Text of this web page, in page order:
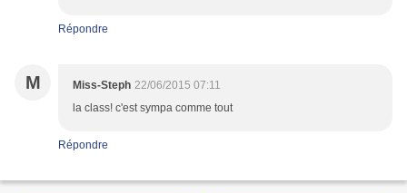
Répondre
M Miss-Steph 22/06/2015 07:11
la class! c'est sympa comme tout
Répondre